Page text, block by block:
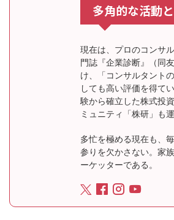
多角的な活動
現在は、プロのコンサ
門誌『企業診断』（同
け、「コンサルタント
しても高い評価を得て
験から確立した株式投
ミュニティ「株研」も運
多忙を極める現在も、
参りを欠かさない。家
ーケッターである。